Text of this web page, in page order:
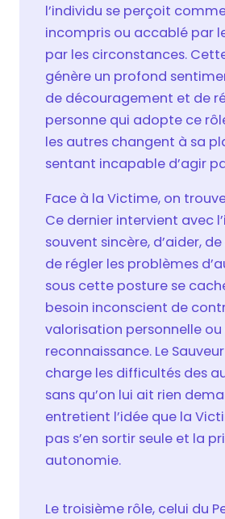
l’individu se perçoit
incompris ou accablé par
par les circonstances.
génère un profond
de découragement et de
personne qui adopte ce
les autres changent à sa
sentant incapable d’agir
Face à la Victime, on
Ce dernier intervient avec
souvent sincère, d’aider,
de régler les problèmes
sous cette posture se
besoin inconscient de
valorisation personnelle ou
reconnaissance. Le
charge les difficultés des
sans qu’on lui ait rien
entretient l’idée que la
pas s’en sortir seule et la
autonomie.
Le troisième rôle, celui du